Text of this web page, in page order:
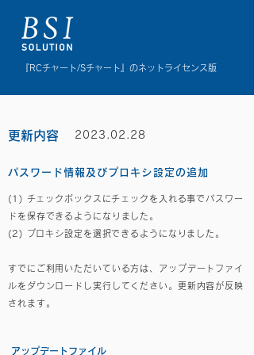
『RCチャート/Sチャート』のネットライセンス版
更新内容 2023.02.28
パスワード情報及びプロキシ設定の追加
(1) チェックボックスにチェックを入れる事でパスワー
ドを保存できるようになりました。
(2) プロキシ設定を選択できるようになりました。
すでにご利用いただいている方は、アップデートファイ
ルをダウンロードし実行してください。
更新内容が反映
されます。
​アップデートファイル